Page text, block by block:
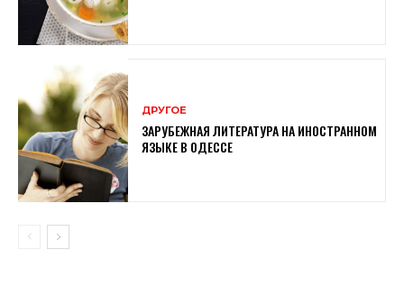
ДРУГОЕ
ЗАРУБЕЖНАЯ ЛИТЕРАТУРА НА ИНОСТРАННОМ
ЯЗЫКЕ В ОДЕССЕ